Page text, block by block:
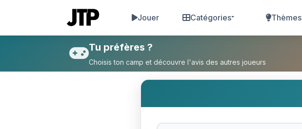
Jouer Catégories Thèmes
Tu préfères Jouer 3 min en finale de Coupe du
Tu préfères ?
Choisis ton camp et découvre l'avis des autres joueurs